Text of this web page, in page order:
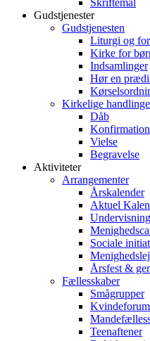
Skriftemål
Gudstjenester
Gudstjenesten
Liturgi og
Kirke for
Indsamlinger
Hør en
Kirkelige
Dåb
Konfirmation
Vielse
Begravelse
Aktiviteter
Arrangementer
Årskalender
Aktuel
Sociale
Årsfest &
Fællesskaber
Smågrupper
Kvindeforum
Teenaftener